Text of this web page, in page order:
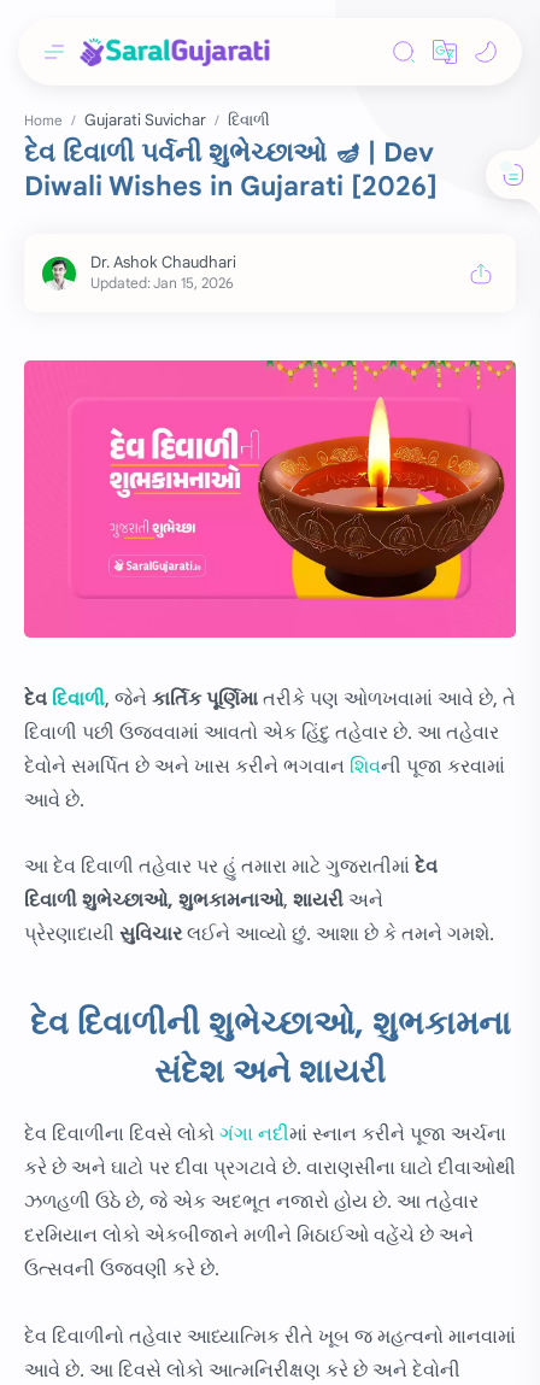
Home Gujarati Suvichar દિવાળી
દેવ દિવાળી પર્વની શુભેચ્છાઓ 🪔 | Dev
Diwali Wishes in Gujarati [2026]
દેવ દિવાળી, જેને કાર્તિક પૂર્ણિમા તરીકે પણ ઓળખવામાં આવે છે, તે
દિવાળી પછી ઉજવવામાં આવતો એક હિંદુ તહેવાર છે. આ તહેવાર
દેવોને સમર્પિત છે અને ખાસ કરીને ભગવાન શિવની પૂજા કરવામાં
આવે છે.
આ દેવ દિવાળી તહેવાર પર હું તમારા માટે ગુજરાતીમાં દેવ
દિવાળી શુભેચ્છાઓ, શુભકામનાઓ, શાયરી અને
પ્રેરણાદાયી સુવિચારલઈને આવ્યો છું. આશા છે કે તમને ગમશે.
દેવ દિવાળીની શુભેચ્છાઓ, શુભકામના
સંદેશ અને શાયરી
દેવ દિવાળીના દિવસે લોકો ગંગા નદીમાં સ્નાન કરીને પૂજા અર્ચના
કરે છે અને ઘાટો પર દીવા પ્રગટાવે છે. વારાણસીના ઘાટો દીવાઓથી
ઝળહળી ઉઠે છે, જે એક અદભૂત નજારો હોય છે. આ તહેવાર
દરમિયાન લોકો એકબીજાને મળીને મિઠાઈઓ વહેંચે છે અને
ઉત્સવની ઉજવણી કરે છે.
દેવ દિવાળીનો તહેવાર આધ્યાત્મિક રીતે ખૂબ જ મહત્વનો માનવામાં
આવે છે. આ દિવસે લોકો આત્મનિરીક્ષણ કરે છે અને દેવોની